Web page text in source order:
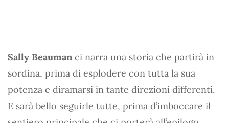
Sally Beauman ci narra una storia che partirà in
sordina, prima di esplodere con tutta la sua
potenza e diramarsi in tante direzioni differenti.
E sarà bello seguirle tutte, prima d’imboccare il